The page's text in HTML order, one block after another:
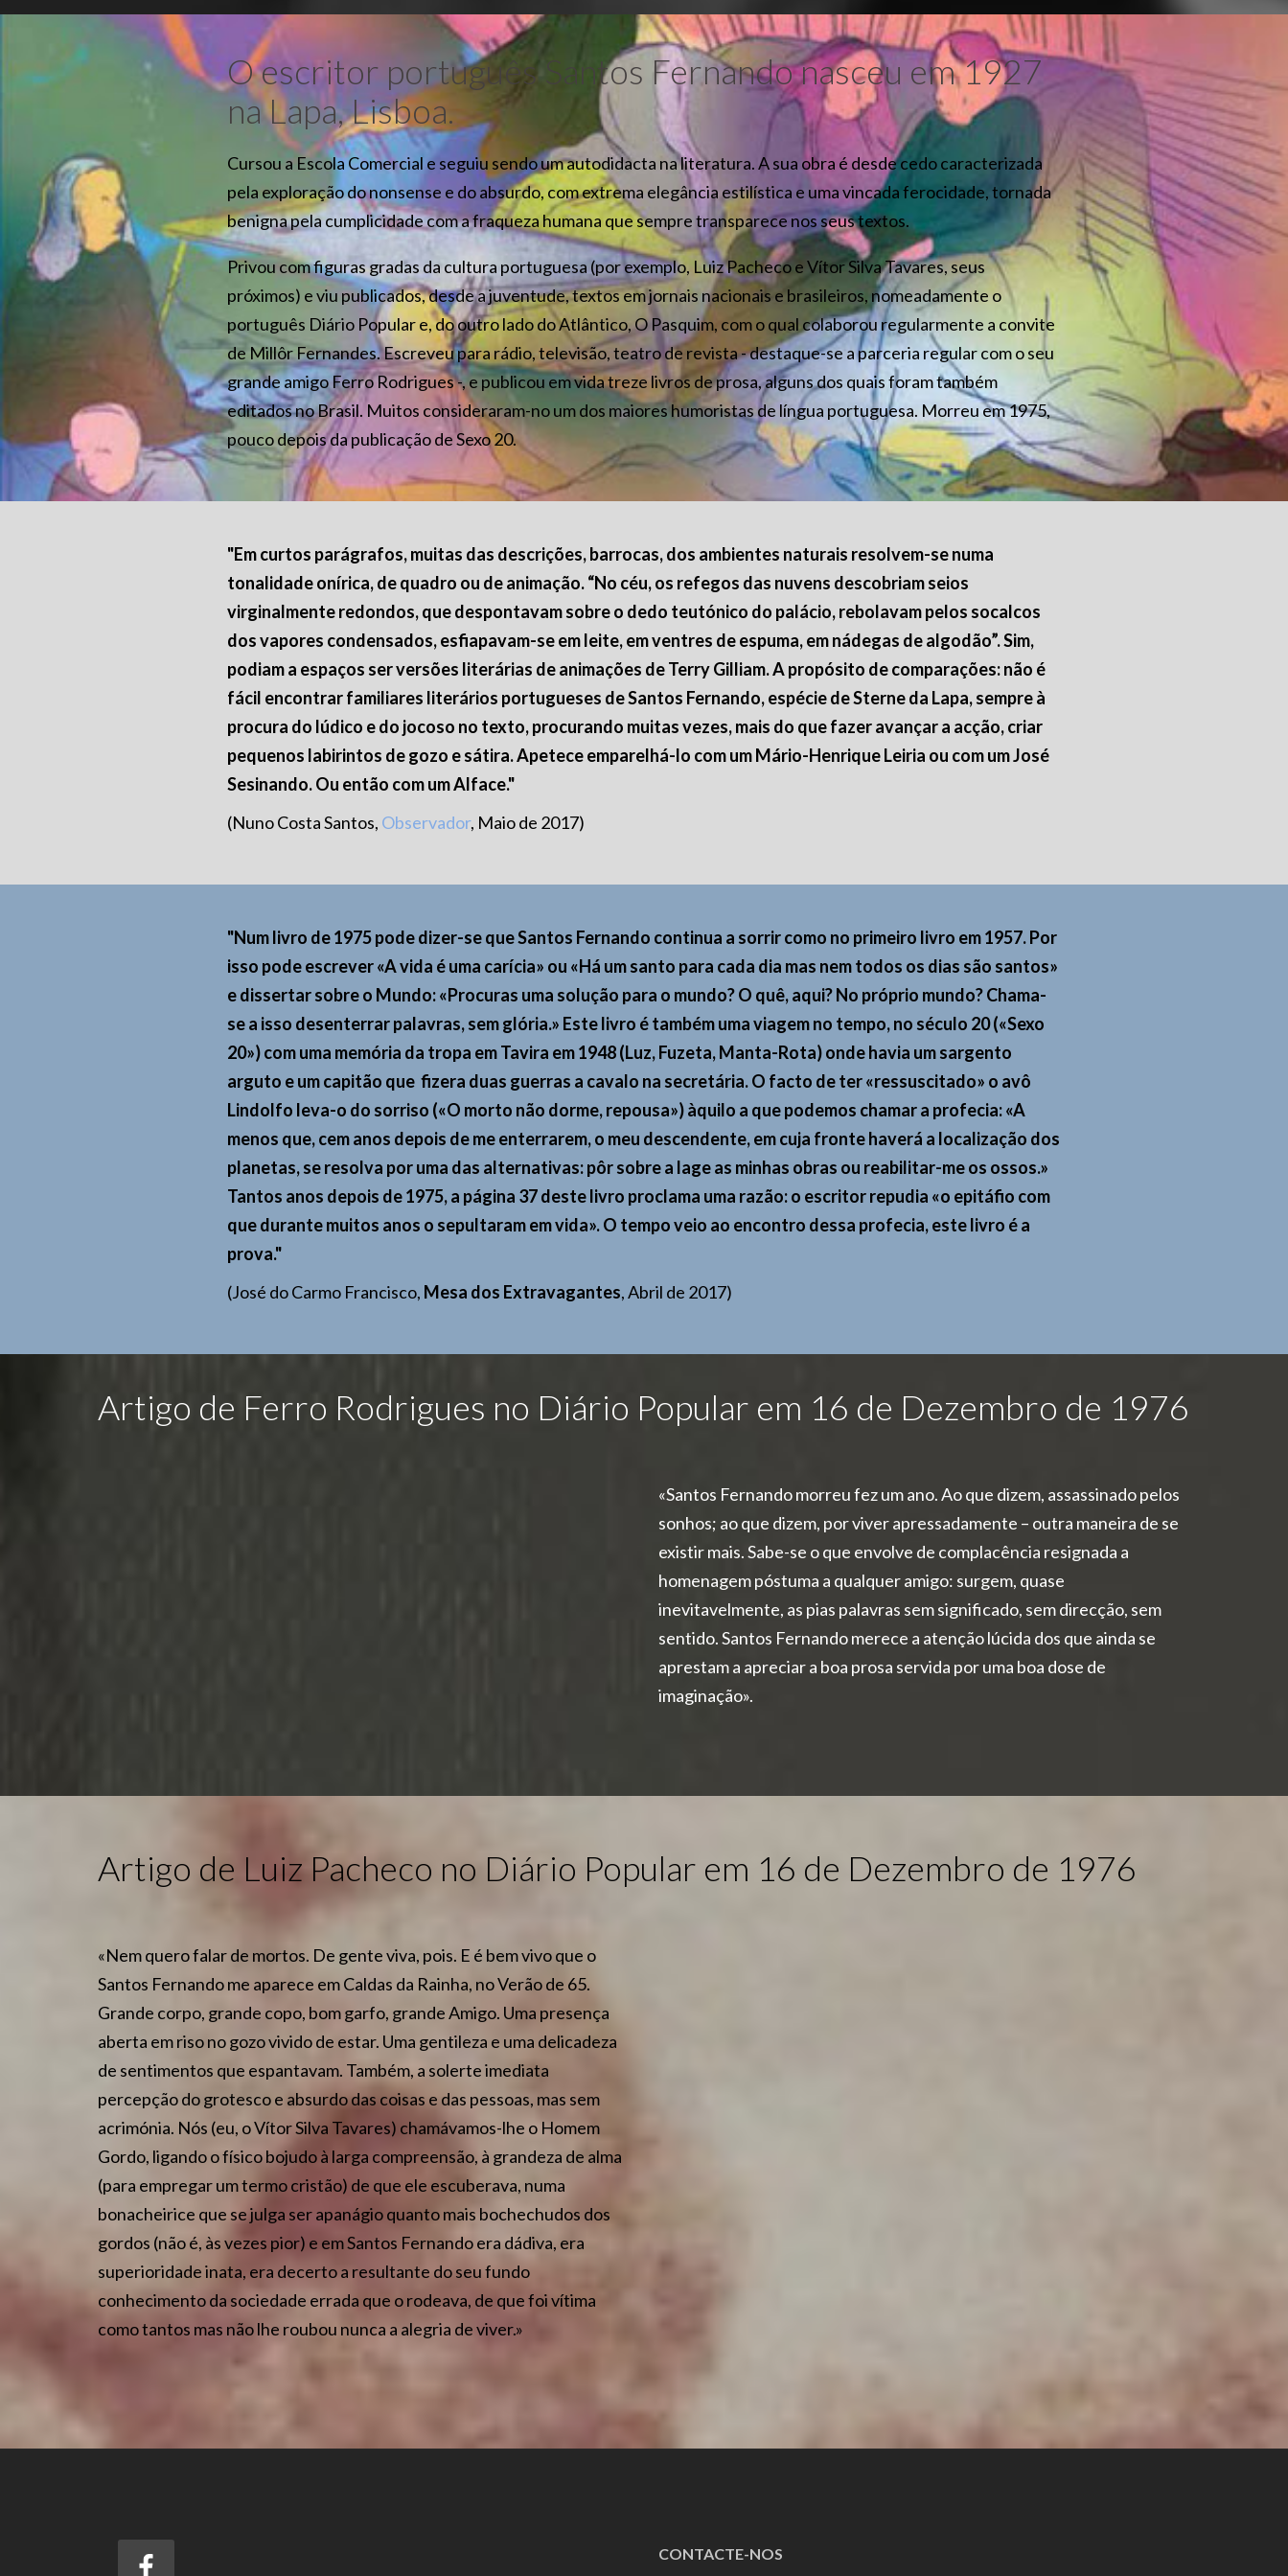
O escritor português Santos Fernando nasceu em 1927
na Lapa, Lisboa.
Cursou a Escola Comercial e seguiu sendo um autodidacta na literatura. A sua obra é desde cedo caracterizada
pela exploração do nonsense e do absurdo, com extrema elegância estilística e uma vincada ferocidade, tornada
benigna pela cumplicidade com a fraqueza humana que sempre transparece nos seus textos.
Privou com figuras gradas da cultura portuguesa (por exemplo, Luiz Pacheco e Vítor Silva Tavares, seus
próximos) e viu publicados, desde a juventude, textos em jornais nacionais e brasileiros, nomeadamente o
português Diário Popular e, do outro lado do Atlântico, O Pasquim, com o qual colaborou regularmente a convite
de Millôr Fernandes. Escreveu para rádio, televisão, teatro de revista - destaque-se a parceria regular com o seu
grande amigo Ferro Rodrigues -, e publicou em vida treze livros de prosa, alguns dos quais foram também
editados no Brasil. Muitos consideraram-no um dos maiores humoristas de língua portuguesa. Morreu em 1975,
pouco depois da publicação de Sexo 20.
"Em curtos parágrafos, muitas das descrições, barrocas, dos ambientes naturais resolvem-se numa
tonalidade onírica, de quadro ou de animação. “No céu, os refegos das nuvens descobriam seios
virginalmente redondos, que despontavam sobre o dedo teutónico do palácio, rebolavam pelos socalcos
dos vapores condensados, esfiapavam-se em leite, em ventres de espuma, em nádegas de algodão”. Sim,
podiam a espaços ser versões literárias de animações de Terry Gilliam. A propósito de comparações: não é
fácil encontrar familiares literários portugueses de Santos Fernando, espécie de Sterne da Lapa, sempre à
procura do lúdico e do jocoso no texto, procurando muitas vezes, mais do que fazer avançar a acção, criar
pequenos labirintos de gozo e sátira. Apetece emparelhá-lo com um Mário-Henrique Leiria ou com um José
Sesinando. Ou então com um Alface."
(Nuno Costa Santos, Observador, Maio de 2017)
"Num livro de 1975 pode dizer-se que Santos Fernando continua a sorrir como no primeiro livro em 1957. Por
isso pode escrever «A vida é uma carícia» ou «Há um santo para cada dia mas nem todos os dias são santos»
e dissertar sobre o Mundo: «Procuras uma solução para o mundo? O quê, aqui? No próprio mundo? Chama-
se a isso desenterrar palavras, sem glória.» Este livro é também uma viagem no tempo, no século 20 («Sexo
20») com uma memória da tropa em Tavira em 1948 (Luz, Fuzeta, Manta-Rota) onde havia um sargento
arguto e um capitão que fizera duas guerras a cavalo na secretária. O facto de ter «ressuscitado» o avô
Lindolfo leva-o do sorriso («O morto não dorme, repousa») àquilo a que podemos chamar a profecia: «A
menos que, cem anos depois de me enterrarem, o meu descendente, em cuja fronte haverá a localização dos
planetas, se resolva por uma das alternativas: pôr sobre a lage as minhas obras ou reabilitar-me os ossos.»
Tantos anos depois de 1975, a página 37 deste livro proclama uma razão: o escritor repudia «o epitáfio com
que durante muitos anos o sepultaram em vida». O tempo veio ao encontro dessa profecia, este livro é a
prova."
(José do Carmo Francisco, Mesa dos Extravagantes, Abril de 2017)
Artigo de Ferro Rodrigues no Diário Popular em 16 de Dezembro de 1976
«Santos Fernando morreu fez um ano. Ao que dizem, assassinado pelos
sonhos; ao que dizem, por viver apressadamente – outra maneira de se
existir mais. Sabe-se o que envolve de complacência resignada a
homenagem póstuma a qualquer amigo: surgem, quase
inevitavelmente, as pias palavras sem significado, sem direcção, sem
sentido. Santos Fernando merece a atenção lúcida dos que ainda se
aprestam a apreciar a boa prosa servida por uma boa dose de
imaginação».
Artigo de Luiz Pacheco no Diário Popular em 16 de Dezembro de 1976
«Nem quero falar de mortos. De gente viva, pois. E é bem vivo que o
Santos Fernando me aparece em Caldas da Rainha, no Verão de 65.
Grande corpo, grande copo, bom garfo, grande Amigo. Uma presença
aberta em riso no gozo vivido de estar. Uma gentileza e uma delicadeza
de sentimentos que espantavam. Também, a solerte imediata
percepção do grotesco e absurdo das coisas e das pessoas, mas sem
acrimónia. Nós (eu, o Vítor Silva Tavares) chamávamos-lhe o Homem
Gordo, ligando o físico bojudo à larga compreensão, à grandeza de alma
(para empregar um termo cristão) de que ele escuberava, numa
bonacheirice que se julga ser apanágio quanto mais bochechudos dos
gordos (não é, às vezes pior) e em Santos Fernando era dádiva, era
superioridade inata, era decerto a resultante do seu fundo
conhecimento da sociedade errada que o rodeava, de que foi vítima
como tantos mas não lhe roubou nunca a alegria de viver.»
CONTACTE-NOS